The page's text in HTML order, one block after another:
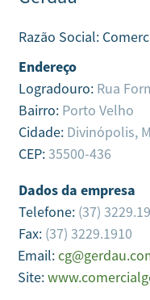
Razão Social:
Endereço
Logradouro: Rua
Bairro: Porto Velho
Cidade: Divinópolis,
CEP:35500-436
Dados da empresa
Telefone: (37)
Fax: (37) 3229.1910
Email:
Site: